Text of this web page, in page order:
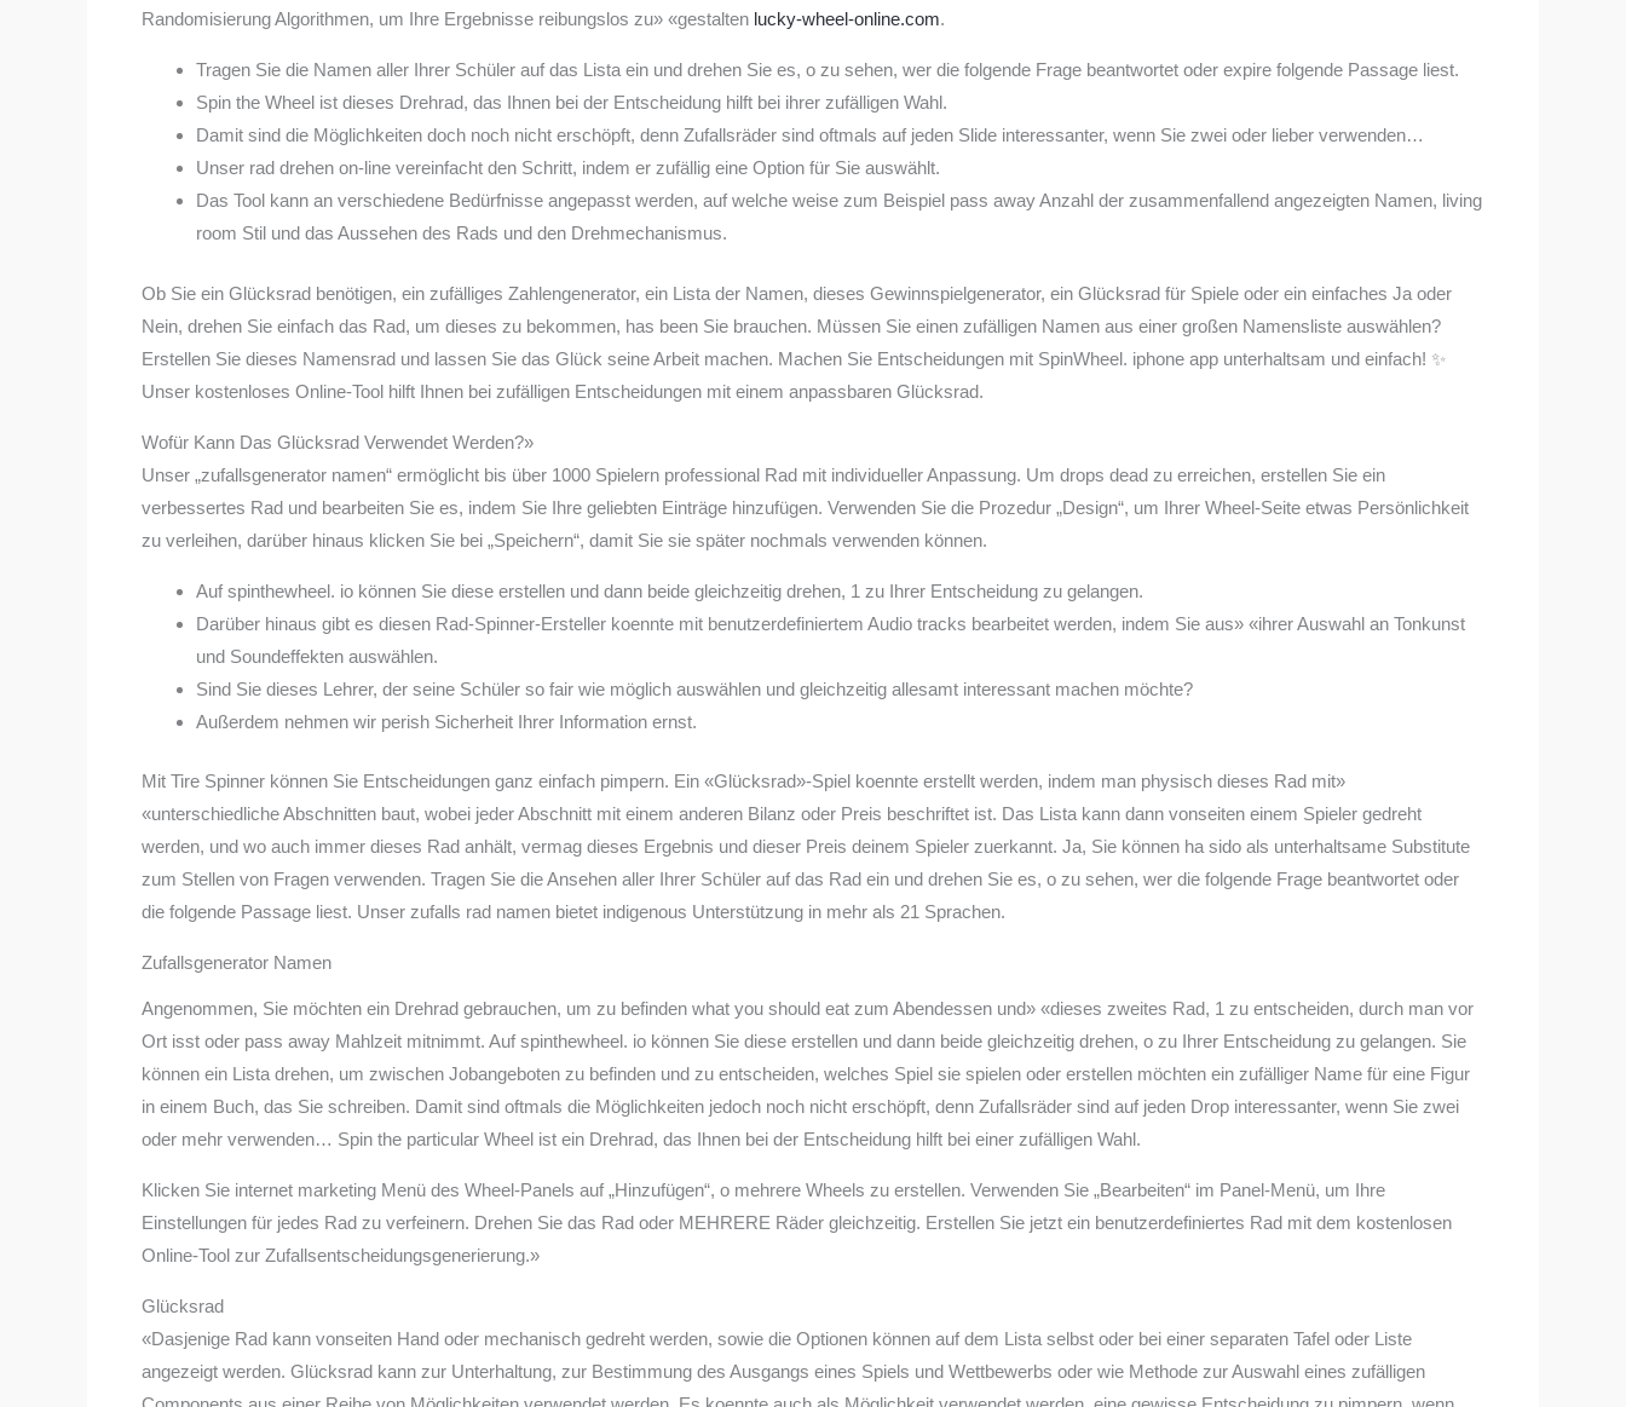
Randomisierung Algorithmen, um Ihre Ergebnisse reibungslos zu» «gestalten lucky-wheel-online.com.
Tragen Sie die Namen aller Ihrer Schüler auf das Lista ein und drehen Sie es, o zu sehen, wer die folgende Frage beantwortet oder expire folgende Passage liest.
Spin the Wheel ist dieses Drehrad, das Ihnen bei der Entscheidung hilft bei ihrer zufälligen Wahl.
Damit sind die Möglichkeiten doch noch nicht erschöpft, denn Zufallsräder sind oftmals auf jeden Slide interessanter, wenn Sie zwei oder lieber verwenden…
Unser rad drehen on-line vereinfacht den Schritt, indem er zufällig eine Option für Sie auswählt.
Das Tool kann an verschiedene Bedürfnisse angepasst werden, auf welche weise zum Beispiel pass away Anzahl der zusammenfallend angezeigten Namen, living
room Stil und das Aussehen des Rads und den Drehmechanismus.
Ob Sie ein Glücksrad benötigen, ein zufälliges Zahlengenerator, ein Lista der Namen, dieses Gewinnspielgenerator, ein Glücksrad für Spiele oder ein einfaches Ja oder
Nein, drehen Sie einfach das Rad, um dieses zu bekommen, has been Sie brauchen. Müssen Sie einen zufälligen Namen aus einer großen Namensliste auswählen?
Erstellen Sie dieses Namensrad und lassen Sie das Glück seine Arbeit machen. Machen Sie Entscheidungen mit SpinWheel. iphone app unterhaltsam und einfach! ✨
Unser kostenloses Online-Tool hilft Ihnen bei zufälligen Entscheidungen mit einem anpassbaren Glücksrad.
Wofür Kann Das Glücksrad Verwendet Werden?»
Unser „zufallsgenerator namen“ ermöglicht bis über 1000 Spielern professional Rad mit individueller Anpassung. Um drops dead zu erreichen, erstellen Sie ein
verbessertes Rad und bearbeiten Sie es, indem Sie Ihre geliebten Einträge hinzufügen. Verwenden Sie die Prozedur „Design“, um Ihrer Wheel-Seite etwas Persönlichkeit
zu verleihen, darüber hinaus klicken Sie bei „Speichern“, damit Sie sie später nochmals verwenden können.
Auf spinthewheel. io können Sie diese erstellen und dann beide gleichzeitig drehen, 1 zu Ihrer Entscheidung zu gelangen.
Darüber hinaus gibt es diesen Rad-Spinner-Ersteller koennte mit benutzerdefiniertem Audio tracks bearbeitet werden, indem Sie aus» «ihrer Auswahl an Tonkunst
und Soundeffekten auswählen.
Sind Sie dieses Lehrer, der seine Schüler so fair wie möglich auswählen und gleichzeitig allesamt interessant machen möchte?
Außerdem nehmen wir perish Sicherheit Ihrer Information ernst.
Mit Tire Spinner können Sie Entscheidungen ganz einfach pimpern. Ein «Glücksrad»-Spiel koennte erstellt werden, indem man physisch dieses Rad mit»
«unterschiedliche Abschnitten baut, wobei jeder Abschnitt mit einem anderen Bilanz oder Preis beschriftet ist. Das Lista kann dann vonseiten einem Spieler gedreht
werden, und wo auch immer dieses Rad anhält, vermag dieses Ergebnis und dieser Preis deinem Spieler zuerkannt. Ja, Sie können ha sido als unterhaltsame Substitute
zum Stellen von Fragen verwenden. Tragen Sie die Ansehen aller Ihrer Schüler auf das Rad ein und drehen Sie es, o zu sehen, wer die folgende Frage beantwortet oder
die folgende Passage liest. Unser zufalls rad namen bietet indigenous Unterstützung in mehr als 21 Sprachen.
Zufallsgenerator Namen
Angenommen, Sie möchten ein Drehrad gebrauchen, um zu befinden what you should eat zum Abendessen und» «dieses zweites Rad, 1 zu entscheiden, durch man vor
Ort isst oder pass away Mahlzeit mitnimmt. Auf spinthewheel. io können Sie diese erstellen und dann beide gleichzeitig drehen, o zu Ihrer Entscheidung zu gelangen. Sie
können ein Lista drehen, um zwischen Jobangeboten zu befinden und zu entscheiden, welches Spiel sie spielen oder erstellen möchten ein zufälliger Name für eine Figur
in einem Buch, das Sie schreiben. Damit sind oftmals die Möglichkeiten jedoch noch nicht erschöpft, denn Zufallsräder sind auf jeden Drop interessanter, wenn Sie zwei
oder mehr verwenden… Spin the particular Wheel ist ein Drehrad, das Ihnen bei der Entscheidung hilft bei einer zufälligen Wahl.
Klicken Sie internet marketing Menü des Wheel-Panels auf „Hinzufügen“, o mehrere Wheels zu erstellen. Verwenden Sie „Bearbeiten“ im Panel-Menü, um Ihre
Einstellungen für jedes Rad zu verfeinern. Drehen Sie das Rad oder MEHRERE Räder gleichzeitig. Erstellen Sie jetzt ein benutzerdefiniertes Rad mit dem kostenlosen
Online-Tool zur Zufallsentscheidungsgenerierung.»
Glücksrad
«Dasjenige Rad kann vonseiten Hand oder mechanisch gedreht werden, sowie die Optionen können auf dem Lista selbst oder bei einer separaten Tafel oder Liste
angezeigt werden. Glücksrad kann zur Unterhaltung, zur Bestimmung des Ausgangs eines Spiels und Wettbewerbs oder wie Methode zur Auswahl eines zufälligen